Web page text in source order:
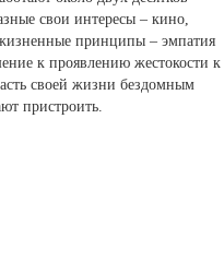
свои интересы – кино,
принципы – эмпатия
к проявлению жестокости к
своей жизни бездомным
пристроить.